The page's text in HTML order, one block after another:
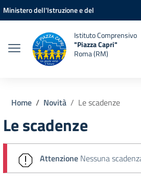
Vai ai contenuti
Vai al menu di navigazione
Vai al footer
Ministero dell'Istruzione e del
Istituto Comprensivo
"Piazza Capri"
Roma (RM)
Home Novità Le scadenze
Le scadenze
Attenzione Nessuna